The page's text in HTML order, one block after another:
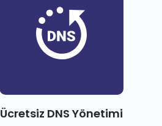
Ücretsiz DNS Yönetimi